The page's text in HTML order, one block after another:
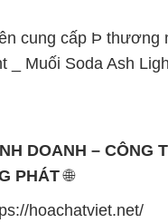
cung cấp Þ thương
_ Muối Soda Ash
DOANH – CÔNG
PHÁT🌐
hoachatviet.net/